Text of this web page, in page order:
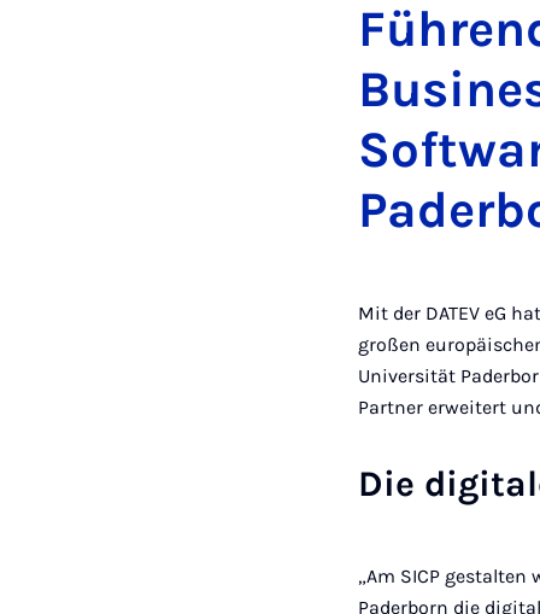
Mit der DATEV eG
großen
Universität
Partner erweitert
Die
„Am SICP
Paderborn die